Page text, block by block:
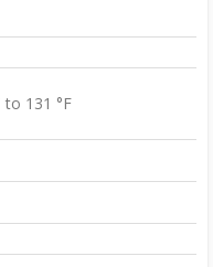
to 131 °F